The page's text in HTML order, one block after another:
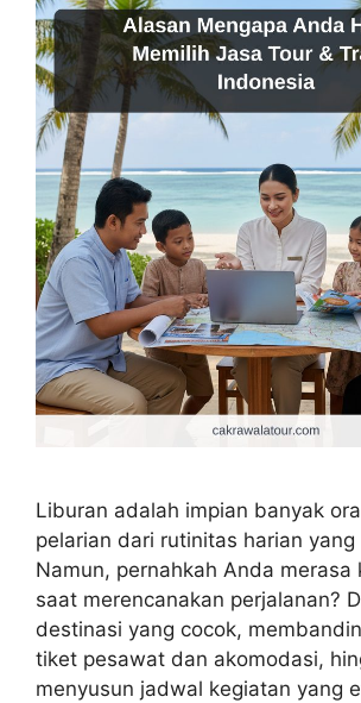
Liburan adalah impian banyak
pelarian dari rutinitas harian yang
Namun, pernahkah Anda merasa
saat merencanakan perjalanan?
destinasi yang cocok,
tiket pesawat dan akomodasi,
menyusun jadwal kegiatan yang